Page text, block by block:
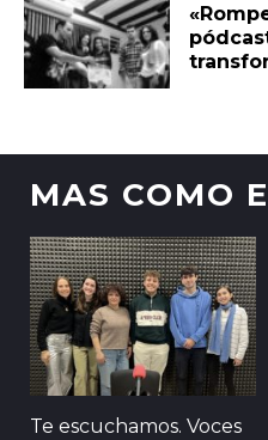
MAS COMO
Te escuchamos. Voces